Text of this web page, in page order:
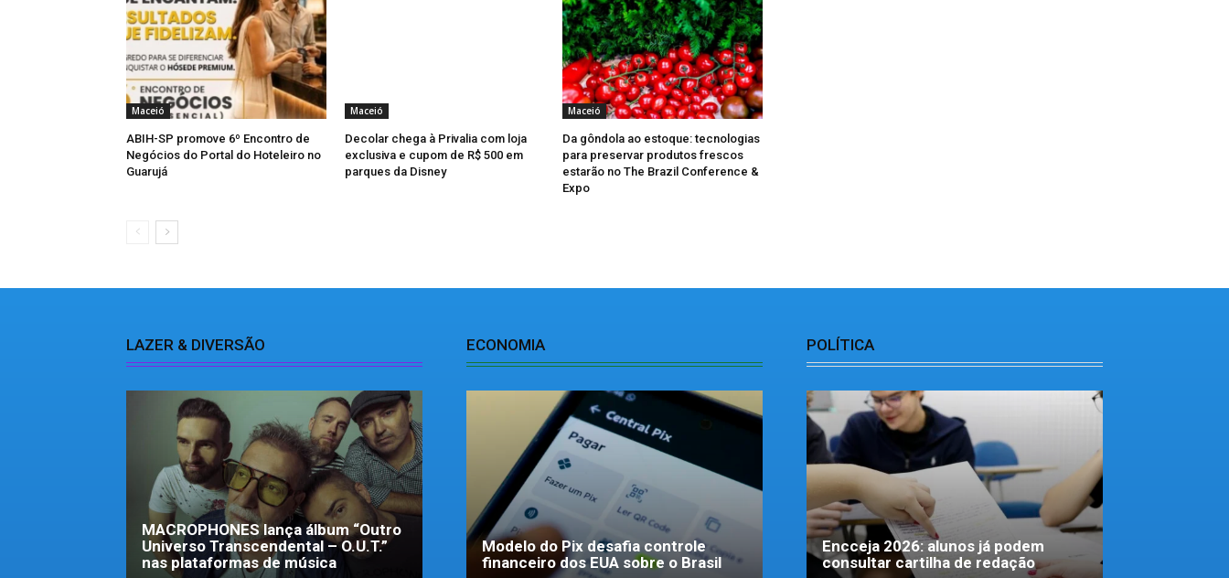
Maceió
ABIH-SP promove 6º Encontro de
Negócios do Portal do Hoteleiro no
Guarujá
Maceió
Decolar chega à Privalia com loja
exclusiva e cupom de R$ 500 em
parques da Disney
Maceió
Da gôndola ao estoque: tecnologias
para preservar produtos frescos
estarão no The Brazil Conference &
Expo
LAZER & DIVERSÃO
MACROPHONES lança álbum “Outro
Universo Transcendental – O.U.T.”
nas plataformas de música
ECONOMIA
Modelo do Pix desafia controle
financeiro dos EUA sobre o Brasil
POLÍTICA
Encceja 2026: alunos já podem
consultar cartilha de redação